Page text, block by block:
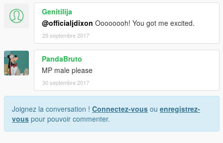
Genitilija
@officialjdixon Oooooooh! You got me excited.
29 septembre 2017
PandaBruto
MP male please
30 septembre 2017
Joignez la conversation ! Connectez-vous ou enregistrez-
vous pour pouvoir commenter.